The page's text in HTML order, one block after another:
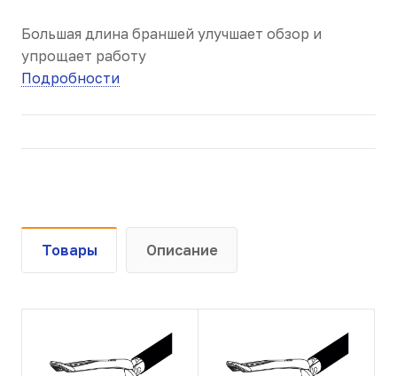
Большая длина браншей улучшает обзор и
упрощает работу
Подробности
Товары Описание